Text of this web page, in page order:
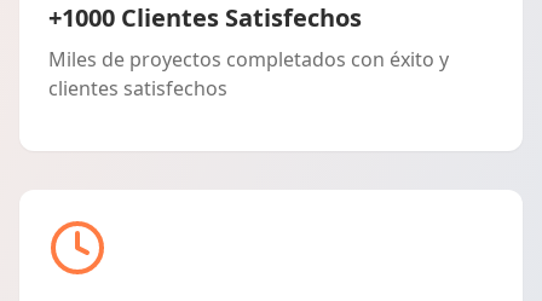
+1000 Clientes Satisfechos
Miles de proyectos completados con éxito y
clientes satisfechos